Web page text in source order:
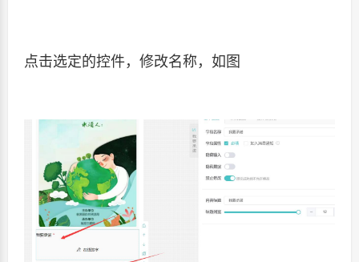
点击选定的控件，修改名称，如图